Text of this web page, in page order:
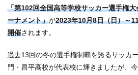
「第102回全国高等学校サッカー選手権
ーナメント」が2023年10月8日（日）～
開催されます。
過去13回の冬の選手権制覇を誇るサッカ
門・昌平高校が代表校に輝きましたが、